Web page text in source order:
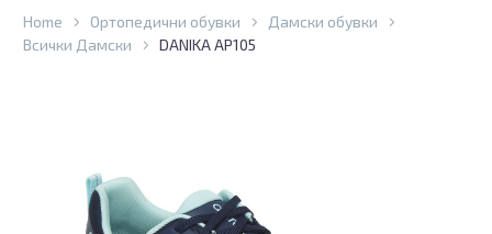
Home Ортопедични обувки
Дамски обувки
Всички Дамски
DANIKA AP105